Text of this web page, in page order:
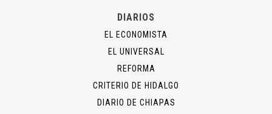
DIARIOS
EL ECONOMISTA
EL UNIVERSAL
REFORMA
CRITERIO DE HIDALGO
DIARIO DE CHIAPAS